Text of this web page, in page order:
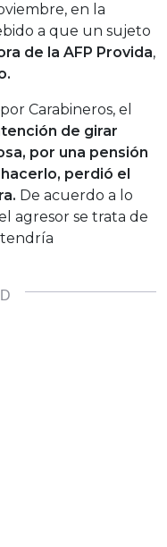
en la
a que un sujeto
de la AFP Provida,
Carabineros, el
de girar
por una pensión
perdió el
De acuerdo a lo
agresor se trata de